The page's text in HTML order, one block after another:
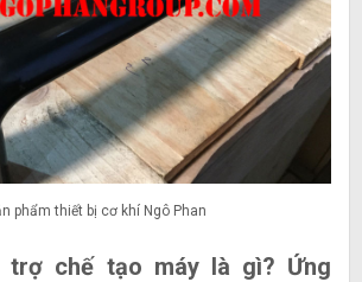
phẩm thiết bị cơ khí Ngô Phan
trợ chế tạo máy là gì? Ứng